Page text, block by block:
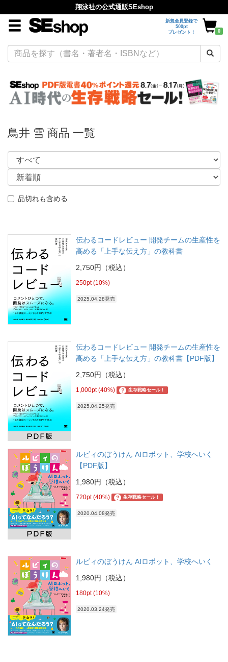
翔泳社の公式通販SEshop
新規会員登録で
500pt
プレゼント！
0
鳥井 雪 商品 一覧
品切れも含める
伝わるコードレビュー 開発チームの生産性を
高める「上手な伝え方」の教科書
2,750円（税込）
250pt (10%)
2025.04.28発売
伝わるコードレビュー 開発チームの生産性を
高める「上手な伝え方」の教科書【PDF版】
2,750円（税込）
1,000pt (40%) ? 生存戦略セール！
2025.04.25発売
ルビィのぼうけん AIロボット、学校へいく
【PDF版】
1,980円（税込）
720pt (40%) ? 生存戦略セール！
2020.04.08発売
ルビィのぼうけん AIロボット、学校へいく
1,980円（税込）
180pt (10%)
2020.03.24発売